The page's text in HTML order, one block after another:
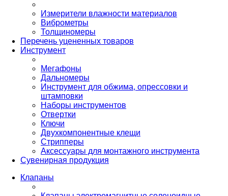
Измерители влажности материалов
Виброметры
Толщиномеры
Перечень уцененных товаров
Инструмент
Мегафоны
Дальномеры
Инструмент для обжима, опрессовки и
штамповки
Наборы инструментов
Отвертки
Ключи
Двухкомпонентные клещи
Стрипперы
Аксессуары для монтажного инструмента
Сувенирная продукция
Клапаны